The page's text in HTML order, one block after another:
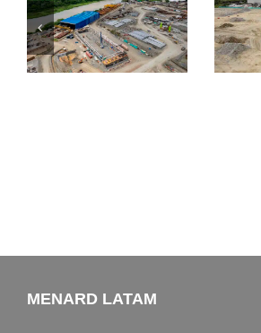
Puerto
Antioquia
MENARD LATAM